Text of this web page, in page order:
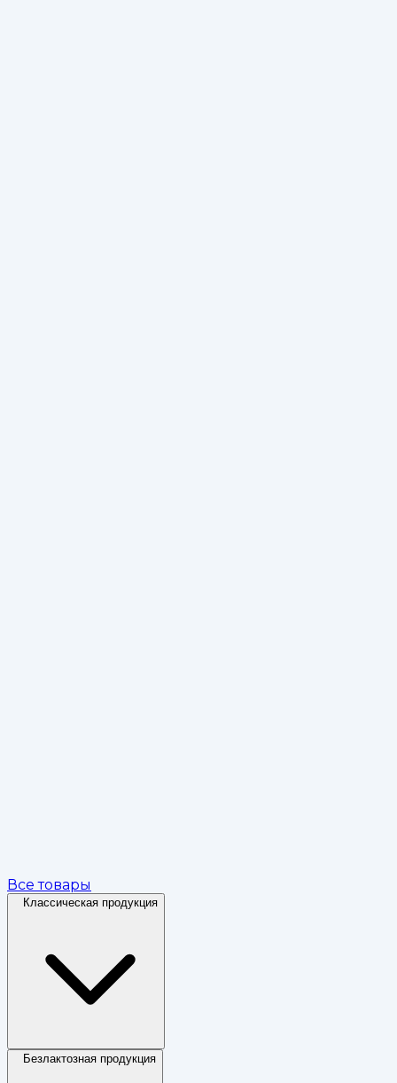
Все товары
Классическая продукция
Безлактозная продукция